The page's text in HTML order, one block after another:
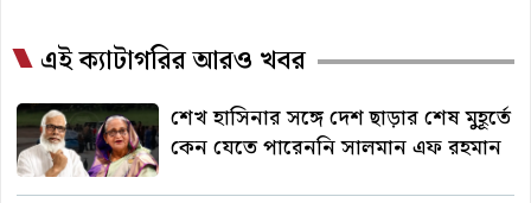
এই ক্যাটাগরির আরও খবর
শেখ হাসিনার সঙ্গে দেশ ছাড়ার শেষ মুহূর্তে
কেন যেতে পারেননি সালমান এফ রহমান